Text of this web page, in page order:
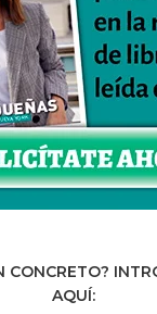
CONCRETO?
AQUÍ: